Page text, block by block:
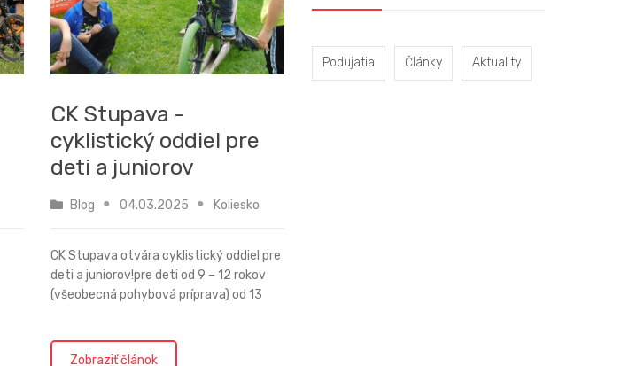
CK Stupava -
cyklistický oddiel pre
deti a juniorov
Blog 04.03.2025 Koliesko
CK Stupava otvára cyklistický oddiel pre
deti a juniorov!pre deti od 9 – 12 rokov
(všeobecná pohybová príprava) od 13
mesiacoch máj, jún sú: pondelok, utor...
Zobraziť článok
Podujatia Články Aktuality